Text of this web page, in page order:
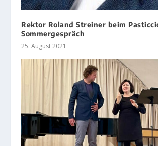
Rektor Roland Streiner beim
Sommergespräch
25. August 2021